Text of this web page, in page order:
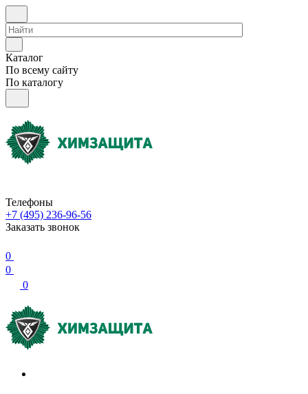
Каталог
По всему сайту
По каталогу
Телефоны
+7 (495) 236-96-56
Заказать звонок
0
0
0